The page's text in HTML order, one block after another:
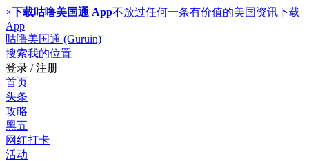
×下载咕噜美国通 App不放过任何一条有价值的美国资讯下载
App
咕噜美国通 (Guruin)
搜索我的位置
登录 / 注册
首页
头条
攻略
黑五
网红打卡
活动